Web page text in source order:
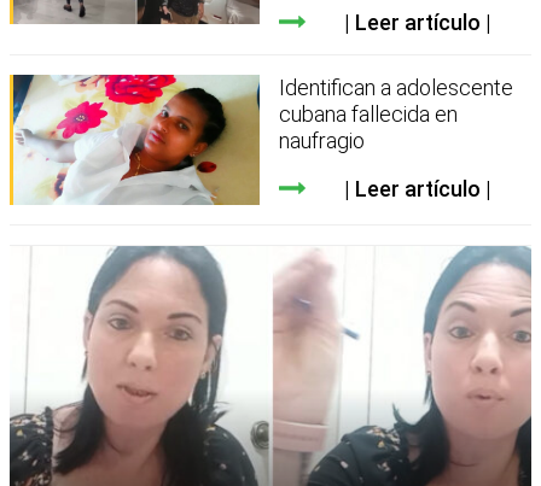
Leer artículo
Identifican a adolescente
cubana fallecida en
naufragio
Leer artículo